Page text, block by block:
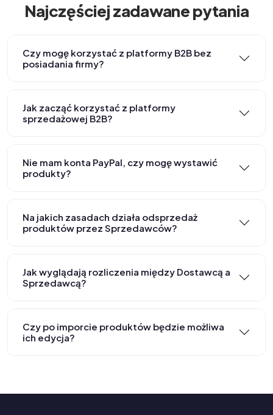
Najczęściej zadawane pytania
Czy mogę korzystać z platformy B2B bez
posiadania firmy?
Jak zacząć korzystać z platformy
sprzedażowej B2B?
Nie mam konta PayPal, czy mogę wystawić
produkty?
Na jakich zasadach działa odsprzedaż
produktów przez Sprzedawców?
Jak wyglądają rozliczenia między Dostawcą a
Sprzedawcą?
Czy po imporcie produktów będzie możliwa
ich edycja?